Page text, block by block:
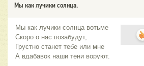
Но не все поезда станут ждать
Мы как лучики солнца.
Мы как лучики солнца вотьме
Скоро о нас позабудут,
Грустно станет тебе или мне
А вдабавок наши тени воруют.